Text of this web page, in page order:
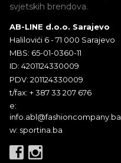
svjetskih brendova.
AB-LINE d.o.o. Sarajevo
Halilovići 6 - 71 000 Sarajevo
MBS: 65-01-0360-11
ID: 4201124330009
PDV: 201124330009
t/fax: + 387 33 207 676
e:
info.abl@fashioncompany.ba
w: sportina.ba